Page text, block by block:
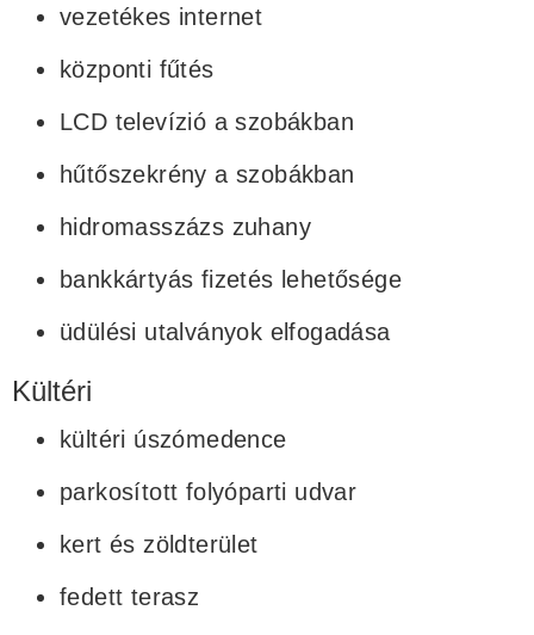
vezetékes internet
központi fűtés
LCD televízió a szobákban
hűtőszekrény a szobákban
hidromasszázs zuhany
bankkártyás fizetés lehetősége
üdülési utalványok elfogadása
Kültéri
kültéri úszómedence
parkosított folyóparti udvar
kert és zöldterület
fedett terasz